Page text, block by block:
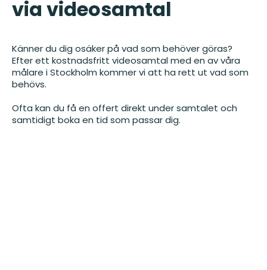
via videosamtal
Känner du dig osäker på vad som behöver göras?
Efter ett kostnadsfritt videosamtal med en av våra
målare i Stockholm kommer vi att ha rett ut vad som
behövs.
Ofta kan du få en offert direkt under samtalet och
samtidigt boka en tid som passar dig.